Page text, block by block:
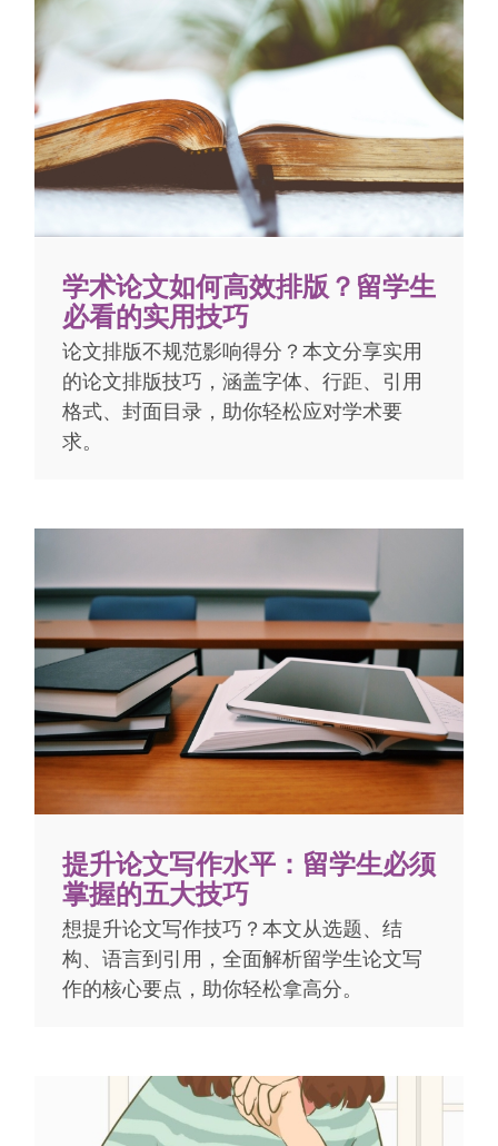
学术论文如何高效排版？留学生
必看的实用技巧
论文排版不规范影响得分？本文分享实用
的论文排版技巧，涵盖字体、行距、引用
格式、封面目录，助你轻松应对学术要
求。
提升论文写作水平：留学生必须
掌握的五大技巧
想提升论文写作技巧？本文从选题、结
构、语言到引用，全面解析留学生论文写
作的核心要点，助你轻松拿高分。